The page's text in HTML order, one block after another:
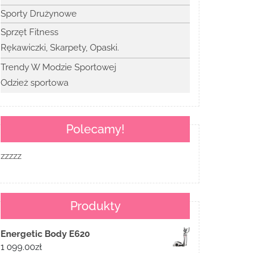
Sporty Drużynowe
Sprzęt Fitness
Rękawiczki, Skarpety, Opaski.
Trendy W Modzie Sportowej
Odzież sportowa
Polecamy!
zzzzz
Produkty
Energetic Body E620
1 099.00zł